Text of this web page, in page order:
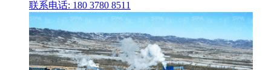
联系电话: 180 3780 8511